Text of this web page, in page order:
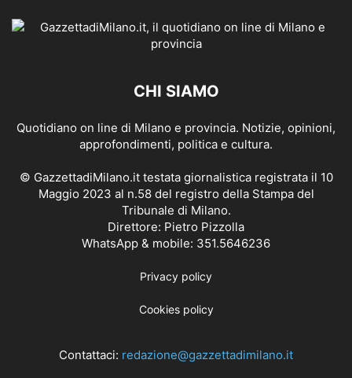
CHI SIAMO
Quotidiano on line di Milano e provincia. Notizie, opinioni,
approfondimenti, politica e cultura.
© GazzettadiMilano.it testata giornalistica registrata il 10
Maggio 2023 al n.58 del registro della Stampa del
Tribunale di Milano.
Direttore: Pietro Pizzolla
WhatsApp & mobile: 351.5646236
Privacy policy
Cookies policy
Contattaci: redazione@gazzettadimilano.it